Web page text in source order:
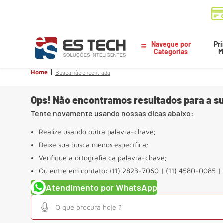
Navegue por
Categorias
Home Busca não encontrada
Ops! Não encontramos resultados para a
Tente novamente usando nossas dicas abaixo:
Realize usando outra palavra-chave;
Deixe sua busca menos específica;
Verifique a ortografia da palavra-chave;
Ou entre em contato: (11) 2823-7060 | (11) 4580-0085 |
Atendimento por WhatsApp
O que procura hoje ?